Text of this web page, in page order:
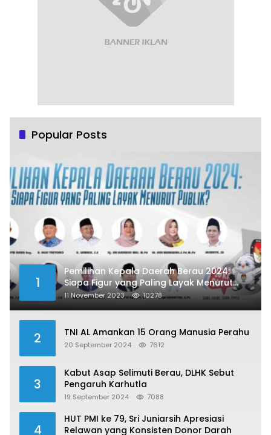
Popular Posts
1
Pemilihan Kepala Daerah Berau 2024:
Siapa Figur yang Paling Layak Menurut
Publik?
11 November 2023 10278
2 TNI AL Amankan 15 Orang Manusia Perahu
20 September 2024 7612
3
Kabut Asap Selimuti Berau, DLHK Sebut
Pengaruh Karhutla
19 September 2024 7088
4
HUT PMI ke 79, Sri Juniarsih Apresiasi
Relawan yang Konsisten Donor Darah